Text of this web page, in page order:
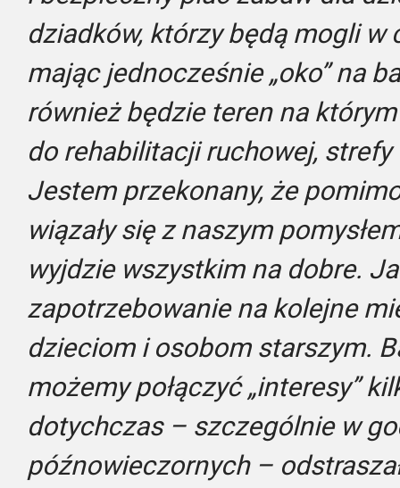
dziadków, którzy będą mogli w
mając jednocześnie „oko” na
również będzie teren na
do rehabilitacji ruchowej,
Jestem przekonany, że
wiązały się z naszym
wyjdzie wszystkim na dobre.
zapotrzebowanie na kolejne
dzieciom i osobom starszym.
możemy połączyć „interesy”
dotychczas – szczególnie w
późnowieczornych –